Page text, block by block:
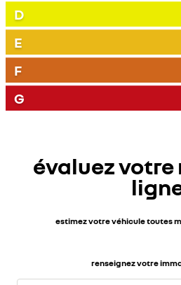
D
E
F
G
évaluez votre
estimez votre véhicule toutes
renseignez votre